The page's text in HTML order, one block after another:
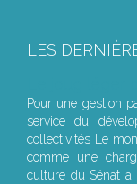
LES
Pour une gestion
service du
collectivités Le
comme une
culture du Sénat a